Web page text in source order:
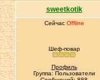
sweetkotik
Сейчас Offline
Шеф-повар
Профиль
Группа: Пользователи